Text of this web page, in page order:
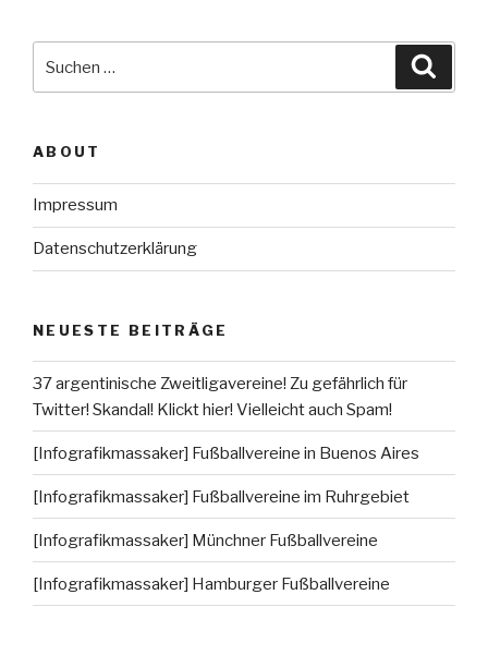
ABOUT
Impressum
Datenschutzerklärung
NEUESTE BEITRÄGE
37 argentinische Zweitligavereine! Zu gefährlich für
Twitter! Skandal! Klickt hier! Vielleicht auch Spam!
[Infografikmassaker] Fußballvereine in Buenos Aires
[Infografikmassaker] Fußballvereine im Ruhrgebiet
[Infografikmassaker] Münchner Fußballvereine
[Infografikmassaker] Hamburger Fußballvereine